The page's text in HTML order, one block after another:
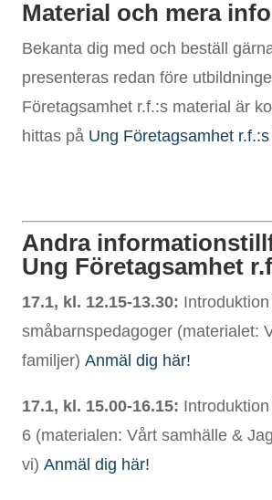
Material och mera
Bekanta dig med och beställ
presenteras redan före
Företagsamhet r.f.:s material är
hittas på Ung Företagsamhet
Andra
Ung Företagsamhet
17.1, kl. 12.15-13.30:
småbarnspedagoger (materialet:
familjer) Anmäl dig här!
17.1, kl. 15.00-16.15:
6 (materialen: Vårt samhälle &
vi) Anmäl dig här!